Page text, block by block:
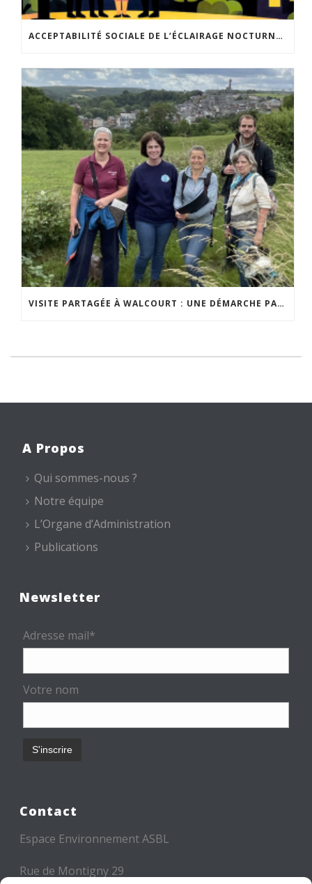
ACCEPTABILITÉ SOCIALE DE L’ÉCLAIRAGE NOCTURNE : LE REPLAY EST DISPONIBLE
VISITE PARTAGÉE À WALCOURT : UNE DÉMARCHE PARTICIPATIVE ANIMÉE PAR ESPACE ENVIRONNEMENT
A Propos
Qui sommes-nous ?
Notre équipe
L’Organe d’Administration
Publications
Newsletter
Adresse mail*
Votre nom
Contact
Espace Environnement ASBL
Rue de Montigny 29